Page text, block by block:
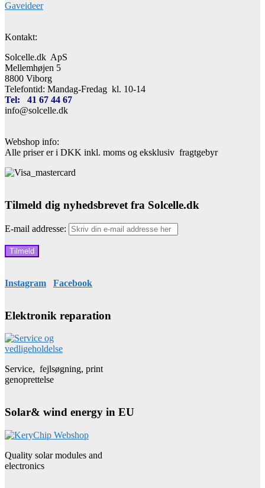
Gaveideer
Kontakt:
Solcelle.dk ApS
Mellemhøjen 5
8800 Viborg
Telefontid: Mandag-Fredag kl. 10-14
Tel: 41 67 44 67
info@solcelle.dk
Webshop info:
Alle priser er i DKK inkl. moms og eksklusiv fragtgebyr
Tilmeld dig nyhedsbrevet fra Solcelle.dk
E-mail addresse:
Instagram Facebook
Elektronik reparation
Service, fejlsøgning, print
genoprettelse
Solar& wind energy in EU
Quality solar modules and
electronics